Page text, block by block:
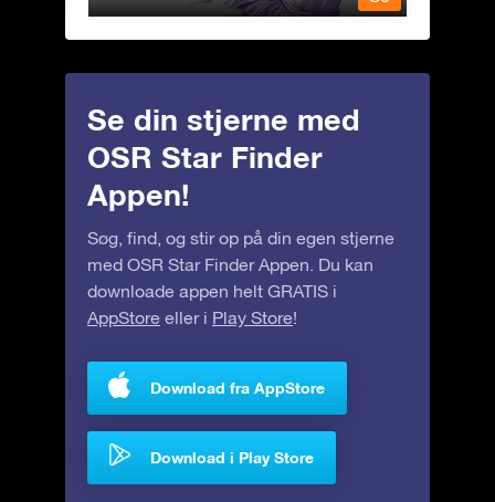
Se din stjerne med
OSR Star Finder
Appen!
Søg, find, og stir op på din egen stjerne
med OSR Star Finder Appen. Du kan
downloade appen helt GRATIS i
AppStore eller i Play Store!
Download fra AppStore
Download i Play Store